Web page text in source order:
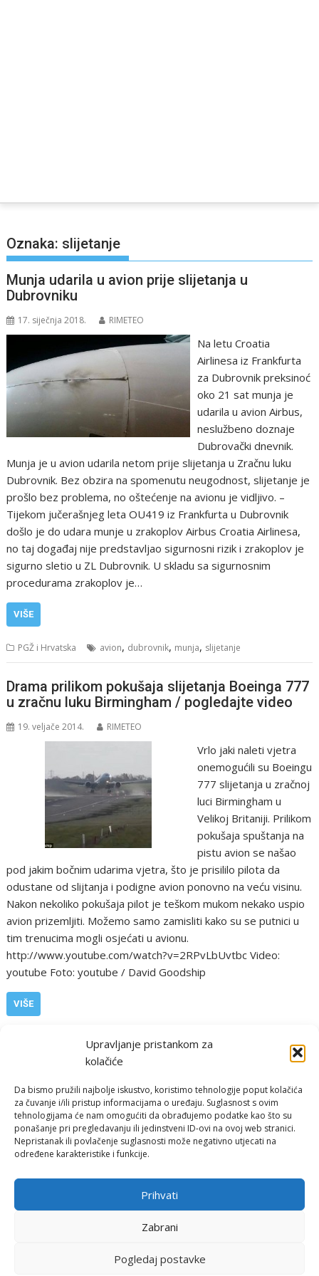
Upravljanje pristankom za
kolačiće
Da bismo pružili najbolje iskustvo, koristimo tehnologije poput kolačića
za čuvanje i/ili pristup informacijama o uređaju. Suglasnost s ovim
tehnologijama će nam omogućiti da obrađujemo podatke kao što su
ponašanje pri pregledavanju ili jedinstveni ID-ovi na ovoj web stranici.
Nepristanak ili povlačenje suglasnosti može negativno utjecati na
određene karakteristike i funkcije.
Prihvati
Zabrani
Pogledaj postavke
Oznaka: slijetanje
Munja udarila u avion prije slijetanja u
Dubrovniku
17. siječnja 2018. RIMETEO
Na letu Croatia
Airlinesa iz Frankfurta
za Dubrovnik preksinoć
oko 21 sat munja je
udarila u avion Airbus,
neslužbeno doznaje
Dubrovački dnevnik.
Munja je u avion udarila netom prije slijetanja u Zračnu luku
Dubrovnik. Bez obzira na spomenutu neugodnost, slijetanje je
prošlo bez problema, no oštećenje na avionu je vidljivo. –
Tijekom jučerašnjeg leta OU419 iz Frankfurta u Dubrovnik
došlo je do udara munje u zrakoplov Airbus Croatia Airlinesa,
no taj događaj nije predstavljao sigurnosni rizik i zrakoplov je
sigurno sletio u ZL Dubrovnik. U skladu sa sigurnosnim
procedurama zrakoplov je…
VIŠE
PGŽ i Hrvatska avion, dubrovnik, munja, slijetanje
Drama prilikom pokušaja slijetanja Boeinga 777
u zračnu luku Birmingham / pogledajte video
19. veljače 2014. RIMETEO
Vrlo jaki naleti vjetra
onemogućili su Boeingu
777 slijetanja u zračnoj
luci Birmingham u
Velikoj Britaniji. Prilikom
pokušaja spuštanja na
pistu avion se našao
pod jakim bočnim udarima vjetra, što je prisililo pilota da
odustane od slijtanja i podigne avion ponovno na veću visinu.
Nakon nekoliko pokušaja pilot je teškom mukom nekako uspio
avion prizemljiti. Možemo samo zamisliti kako su se putnici u
tim trenucima mogli osjećati u avionu.
http://www.youtube.com/watch?v=2RPvLbUvtbc Video:
youtube Foto: youtube / David Goodship
VIŠE
Email: rimeteoATyahoo.com
Politika privatnosti